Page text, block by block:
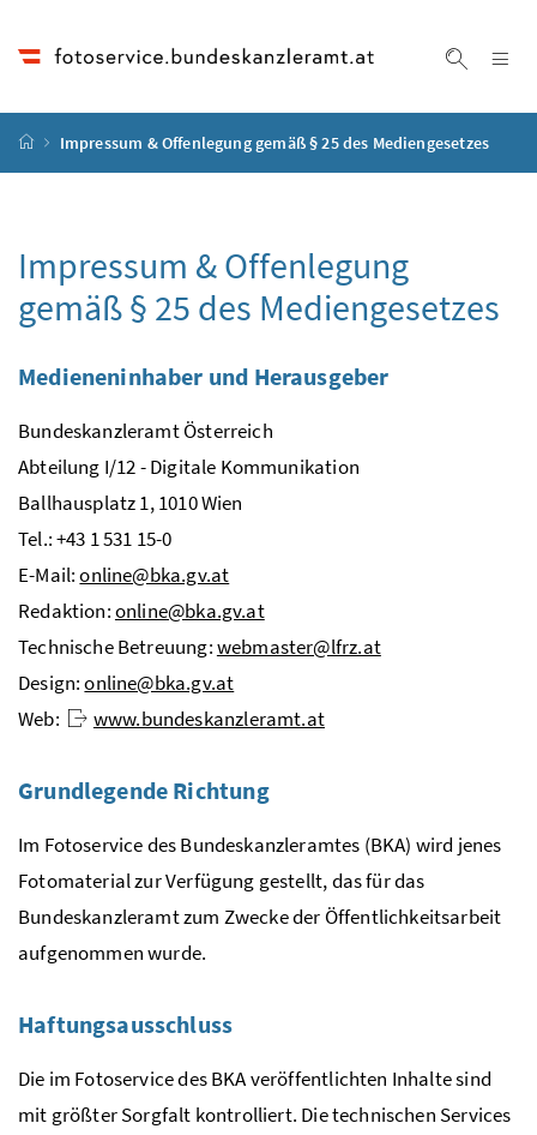
Startseite
Impressum & Offenlegung gemäß § 25 des Mediengesetzes
Impressum & Offenlegung
gemäß § 25 des Mediengesetzes
Medieneninhaber und Herausgeber
Bundeskanzleramt Österreich
Abteilung I/12 - Digitale Kommunikation
Ballhausplatz 1, 1010 Wien
Tel.: +43 1 531 15-0
E-Mail:online@bka.gv.at
Redaktion:online@bka.gv.at
Technische Betreuung:webmaster@lfrz.at
Design:online@bka.gv.at
Web:
www.bundeskanzleramt.at
Grundlegende Richtung
Im Fotoservice des Bundeskanzleramtes (BKA) wird jenes
Fotomaterial zur Verfügung gestellt, das für das
Bundeskanzleramt zum Zwecke der Öffentlichkeitsarbeit
aufgenommen wurde.
Haftungsausschluss
Die im Fotoservice des BKA veröffentlichten Inhalte sind
mit größter Sorgfalt kontrolliert. Die technischen Services